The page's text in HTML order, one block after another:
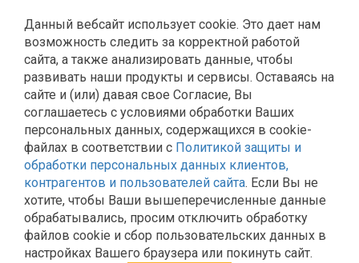
Данный вебсайт использует cookie. Это дает нам
возможность следить за корректной работой
сайта, а также анализировать данные, чтобы
развивать наши продукты и сервисы. Оставаясь на
сайте и (или) давая свое Согласие, Вы
соглашаетесь с условиями обработки Ваших
персональных данных, содержащихся в cookie-
файлах в соответствии с Политикой защиты и
обработки персональных данных клиентов,
контрагентов и пользователей сайта. Если Вы не
хотите, чтобы Ваши вышеперечисленные данные
обрабатывались, просим отключить обработку
файлов cookie и сбор пользовательских данных в
настройках Вашего браузера или покинуть сайт.
ГЛАВНАЯРЕМОНТ JCB ШЛАНГИ РВДСТЕКЛА JCB
КАТАЛОГ КОНТАКТЫ
Политика Общества с ограниченной ответственностью
«Эльторг» в отношении обработки персональных
данных
Согласие на обработку персональных данных
Политика обработки и защиты персональных данных в
ООО «Эльторг»